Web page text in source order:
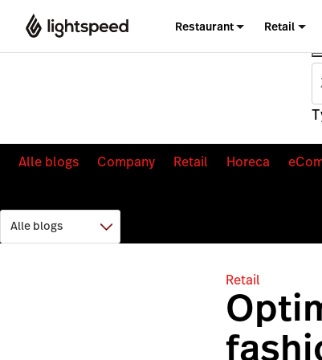
Restaurant Retail
Alle blogs Company Retail Horeca
Retail